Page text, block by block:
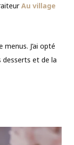
Au village
J’ai opté
desserts et de la